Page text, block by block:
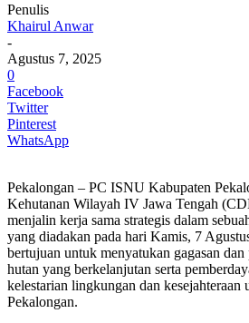
Penulis
Khairul Anwar
-
Agustus 7, 2025
0
Facebook
Twitter
Pinterest
WhatsApp
Pekalongan – PC ISNU Kabupaten
Kehutanan Wilayah IV Jawa Tengah
menjalin kerja sama strategis dalam
yang diadakan pada hari Kamis, 7
bertujuan untuk menyatukan gagasan
hutan yang berkelanjutan serta
kelestarian lingkungan dan kesejahteraan
Pekalongan.